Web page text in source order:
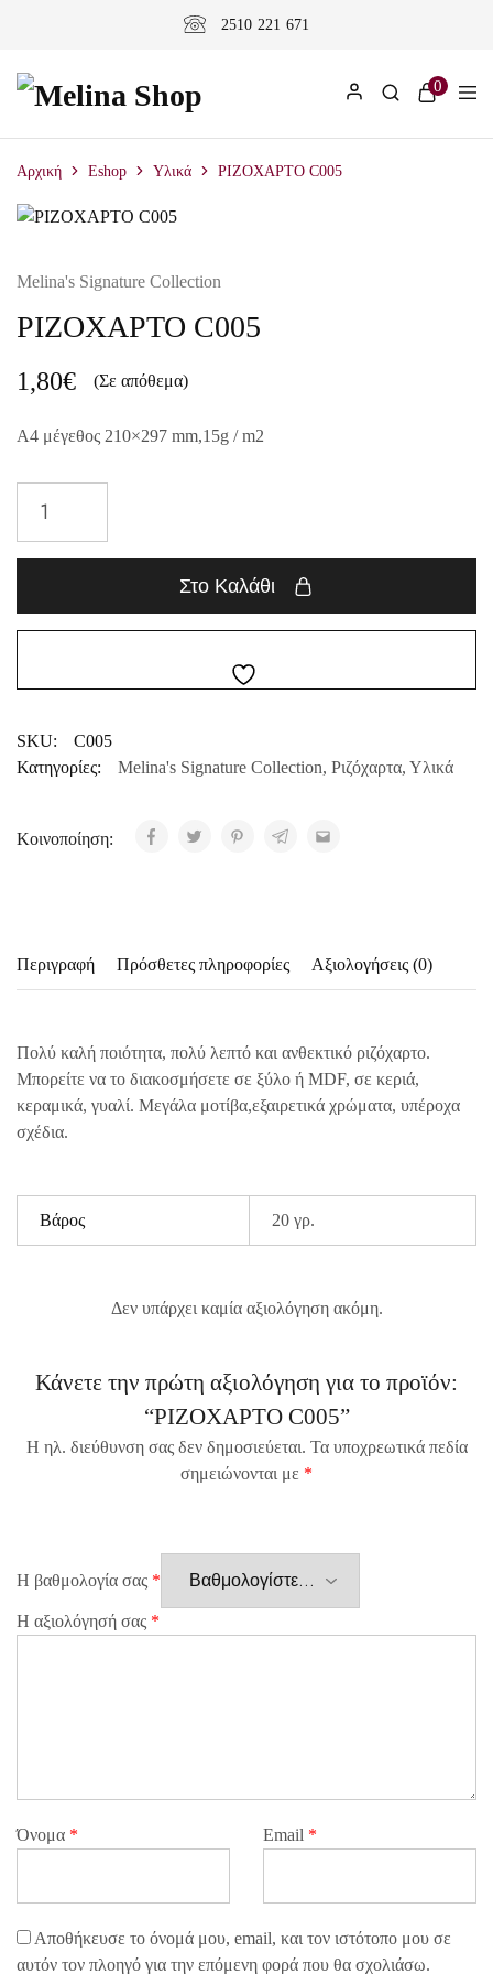
2510 221 671
0
Αρχική Eshop Υλικά ΡΙΖΟΧΑΡΤΟ C005
Melina's Signature Collection
ΡΙΖΟΧΑΡΤΟ C005
1,80€ (Σε απόθεμα)
A4 μέγεθος 210×297 mm,15g / m2
Στο Καλάθι
SKU:
C005
Κατηγορίες:
Melina's Signature Collection, Ριζόχαρτα, Υλικά
Κοινοποίηση:
Περιγραφή Πρόσθετες πληροφορίες Αξιολογήσεις (0)
Πολύ καλή ποιότητα, πολύ λεπτό και ανθεκτικό ριζόχαρτο.
Μπορείτε να το διακοσμήσετε σε ξύλο ή MDF, σε κεριά,
κεραμικά, γυαλί. Μεγάλα μοτίβα,εξαιρετικά χρώματα, υπέροχα
σχέδια.
Βάρος 20 γρ.
Δεν υπάρχει καμία αξιολόγηση ακόμη.
Κάνετε την πρώτη αξιολόγηση για το προϊόν:
“ΡΙΖΟΧΑΡΤΟ C005”
Η ηλ. διεύθυνση σας δεν δημοσιεύεται. Τα υποχρεωτικά πεδία
σημειώνονται με *
Η βαθμολογία σας *
Η αξιολόγησή σας *
Όνομα * Email *
Αποθήκευσε το όνομά μου, email, και τον ιστότοπο μου σε
αυτόν τον πλοηγό για την επόμενη φορά που θα σχολιάσω.